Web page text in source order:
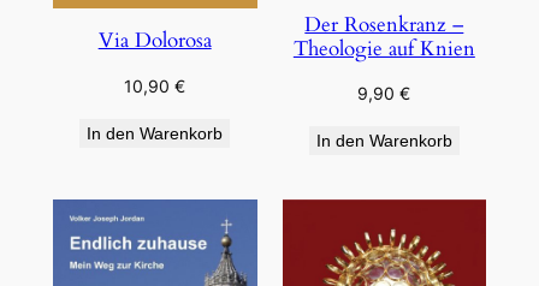
Via Dolorosa
10,90€
In den Warenkorb
Der Rosenkranz –
Theologie auf Knien
9,90€
In den Warenkorb